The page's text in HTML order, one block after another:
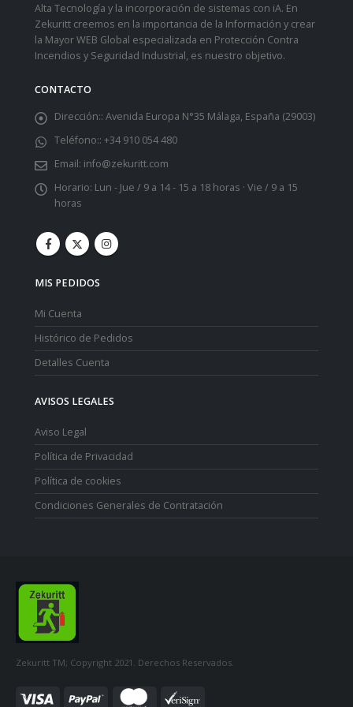
Alta Tecnología y la incorporación de sistemas con iA. En
Zekuritt creemos en la importancia de la Información y crear
la Mayor WEB Global especializada en Protección Contra
Incendios y Seguridad Industrial, es nuestro objetivo.
CONTACTO
Dirección:: Avenida Europa N°35 Málaga, España (29003)
Teléfono:: +34 910 054 480
Email: info@zekuritt.com
Horario: Lun - Jue / 9 a 14 - 15 a 18 horas · Vie / 9 a 15
horas
MIS PEDIDOS
Mi Cuenta
Histórico de Pedidos
Detalles Cuenta
AVISOS LEGALES
Aviso Legal
Política de Privacidad
Política de cookies
Condiciones Generales de Contratación
Zekuritt TM; Copyright 2021. Derechos Reservados.